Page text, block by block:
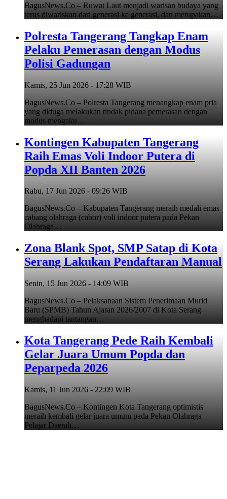
BagusNews.Co – Ruwat Laut menjadi warisan budaya yang
terus diwariskan dari generasi ke generasi, dan merupakan…
Polresta Tangerang Tangkap Enam
Pelaku Pemerasan dengan Modus
Polisi Gadungan
Kamis, 25 Jun 2026 - 17:28 WIB
BagusNews.Co – Polresta Tangerang menangkap enam pria
yang diduga melakukan tindak pidana pemerasan dengan
modus mengaku…
Kontingen Kabupaten Tangerang
Raih Emas Voli Indoor Putera di
Popda XII Banten 2026
Rabu, 17 Jun 2026 - 09:26 WIB
BagusNews.Co – Kabupaten Tangerang meraih medali emas
cabang olahraga (cabor) voli indoor putera pada Pekan
Olahraga…
Zona Blank Spot, SMP Satap di Kota
Serang Lakukan Pendaftaran Manual
Senin, 15 Jun 2026 - 14:09 WIB
BagusNews.Co – Pelaksanaan Sistem Penerimaan Murid
Baru (SPMB) Tahun Ajaran 2026/2007 di Kota Serang
menghadapi tantangan…
Kota Tangerang Pede Raih Kembali
Gelar Juara Umum Popda dan
Peparpeda 2026
Kamis, 11 Jun 2026 - 22:09 WIB
BagusNews.Co – Kontingen Kota Tangerang optimistis
meraih kembali gelar juara umum pada Pekan Olahraga
Pelajar Daerah…